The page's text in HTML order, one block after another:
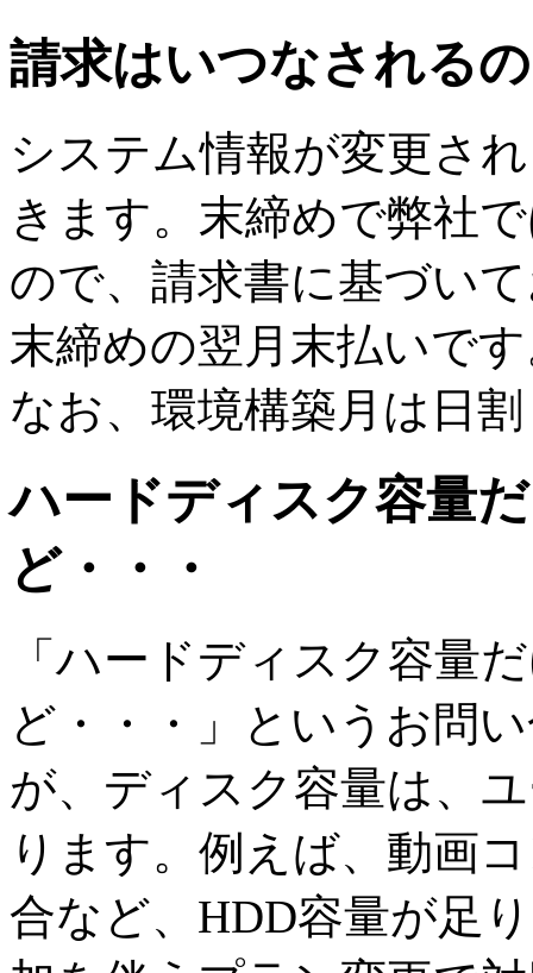
請求はいつなされるの
システム情報が変更さ
きます。末締めで弊社
ので、請求書に基づい
末締めの翌月末払いで
なお、環境構築月は日
ハードディスク容量
ど・・・
「ハードディスク容量
ど・・・」というお問
が、ディスク容量は、
ります。例えば、動画
合など、HDD容量が足